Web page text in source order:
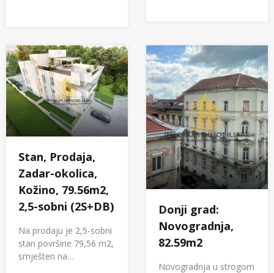
Stan, Prodaja,
Zadar-okolica,
Kožino, 79.56m2,
2,5-sobni (2S+DB)
Na prodaju je 2,5-sobni
stan površine 79,56 m2,
smješten na…
Donji grad:
Novogradnja,
82.59m2
Novogradnja u strogom